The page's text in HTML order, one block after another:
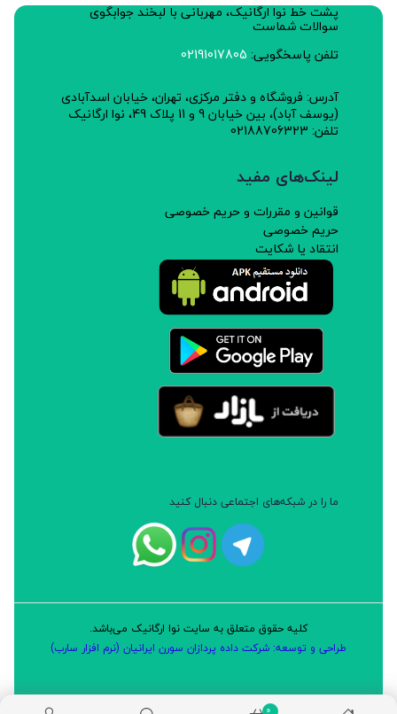
پشت خط نوا ارگانیک، مهربانی با لبخند جوابگوی
سوالات شماست
تلفن پاسخگویی: 02191017805
آدرس: فروشگاه و دفتر مرکزی، تهران، خیابان اسدآبادی
(یوسف آباد)، بین خیابان 9 و 11 پلاک 49، نوا ارگانیک
تلفن: 02188706323
لینک‌های مفید
قوانین و مقررات و حریم خصوصی
حریم خصوصی
انتقاد یا شکایت
ما را در شبکه‌های اجتماعی دنبال کنید
کلیه حقوق متعلق به سایت نوا ارگانیک می‌باشد.
طراحی و توسعه: شرکت داده پردازان سورن ایرانیان (نرم افزار سارب)
0